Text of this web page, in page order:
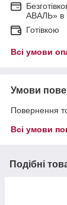
АВАЛЬ» в
Готівкою
Всі умови
Умови
Повернення
Всі умови
Подібні